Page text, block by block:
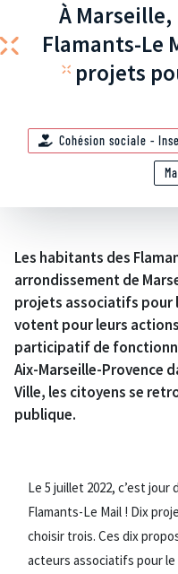
À
Flamants-Le
projets
Cohésion sociale -
Les habitants des
arrondissement de
projets associatifs pour
votent pour leurs
participatif de
Aix-Marseille-Provence
Ville, les citoyens se
publique.
Le 5 juillet 2022, c’est
Flamants-Le Mail ! Dix
choisir trois. Ces dix
acteurs associatifs pour